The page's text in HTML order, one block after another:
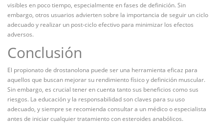
visibles en poco tiempo, especialmente en fases de definición. Sin
embargo, otros usuarios advierten sobre la importancia de seguir un ciclo
adecuado y realizar un post-ciclo efectivo para minimizar los efectos
adversos.
Conclusión
El propionato de drostanolona puede ser una herramienta eficaz para
aquellos que buscan mejorar su rendimiento físico y definición muscular.
Sin embargo, es crucial tener en cuenta tanto sus beneficios como sus
riesgos. La educación y la responsabilidad son claves para su uso
adecuado, y siempre se recomienda consultar a un médico o especialista
antes de iniciar cualquier tratamiento con esteroides anabólicos.